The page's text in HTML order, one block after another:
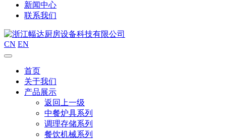
新闻中心
联系我们
CN EN
首页
关于我们
产品展示
返回上一级
中餐炉具系列
调理存储系列
餐饮机械系列